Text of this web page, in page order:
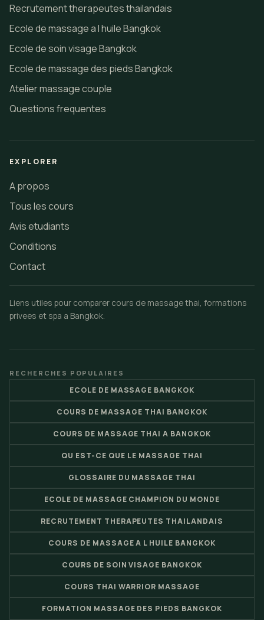
Recrutement therapeutes thailandais
Ecole de massage a l huile Bangkok
Ecole de soin visage Bangkok
Ecole de massage des pieds Bangkok
Atelier massage couple
Questions frequentes
EXPLORER
A propos
Tous les cours
Avis etudiants
Conditions
Contact
Liens utiles pour comparer cours de massage thai, formations
privees et spa a Bangkok.
RECHERCHES POPULAIRES
ECOLE DE MASSAGE BANGKOK
COURS DE MASSAGE THAI BANGKOK
COURS DE MASSAGE THAI A BANGKOK
QU EST-CE QUE LE MASSAGE THAI
GLOSSAIRE DU MASSAGE THAI
ECOLE DE MASSAGE CHAMPION DU MONDE
RECRUTEMENT THERAPEUTES THAILANDAIS
COURS DE MASSAGE A L HUILE BANGKOK
COURS DE SOIN VISAGE BANGKOK
COURS THAI WARRIOR MASSAGE
FORMATION MASSAGE DES PIEDS BANGKOK